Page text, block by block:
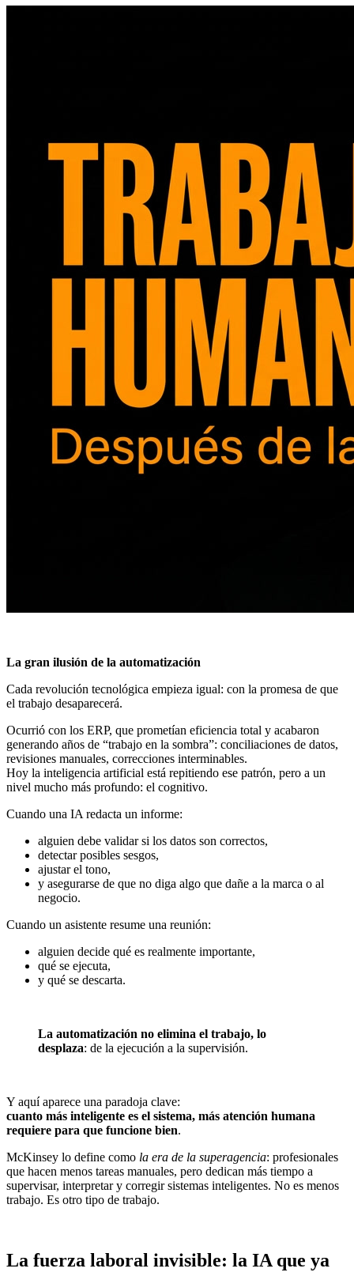
La gran ilusión de la automatización
Cada revolución tecnológica empieza igual: con la promesa de que
el trabajo desaparecerá.
Ocurrió con los ERP, que prometían eficiencia total y acabaron
generando años de “trabajo en la sombra”: conciliaciones de datos,
revisiones manuales, correcciones interminables.
Hoy la inteligencia artificial está repitiendo ese patrón, pero a un
nivel mucho más profundo: el cognitivo.
Cuando una IA redacta un informe:
alguien debe validar si los datos son correctos,
detectar posibles sesgos,
ajustar el tono,
y asegurarse de que no diga algo que dañe a la marca o al
negocio.
Cuando un asistente resume una reunión:
alguien decide qué es realmente importante,
qué se ejecuta,
y qué se descarta.
La automatización no elimina el trabajo, lo
desplaza: de la ejecución a la supervisión.
Y aquí aparece una paradoja clave:
cuanto más inteligente es el sistema, más atención humana
requiere para que funcione bien.
McKinsey lo define como la era de la superagencia: profesionales
que hacen menos tareas manuales, pero dedican más tiempo a
supervisar, interpretar y corregir sistemas inteligentes. No es menos
trabajo. Es otro tipo de trabajo.
La fuerza laboral invisible: la IA que ya